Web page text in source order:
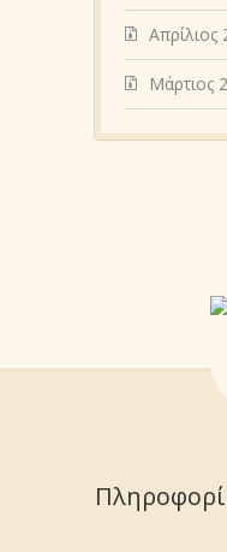
Απρίλιος
Μάρτιος